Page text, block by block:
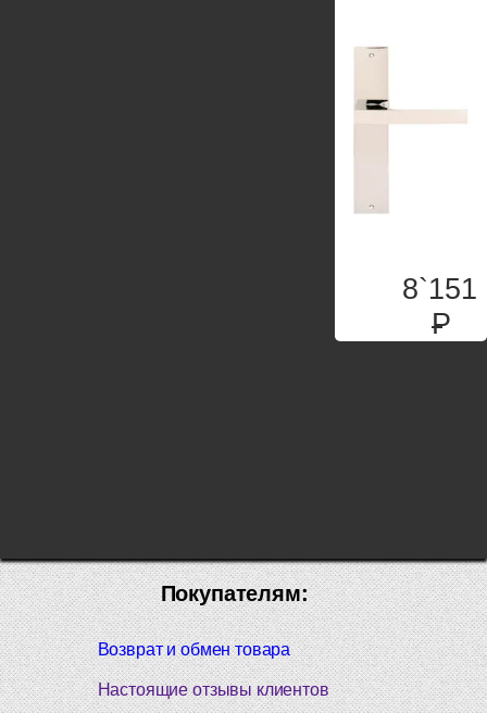
8`151
P
Покупателям:
Возврат и обмен товара
Настоящие отзывы клиентов